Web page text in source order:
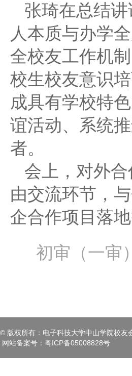
张琦在总结
人本质与办学
全校友工作机
校生校友意识
成具有学校特
谊活动、系统
者。
会上，对外
由交流环节，
企合作项目落
初审（一审
© 版权所有：电子科技大学中山学院校友
网站备案号： 粤ICP备05008828号